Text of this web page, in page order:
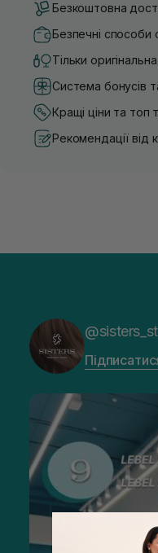
Безкоштовна
Безпечні способи
Тільки
Система бонусів
Кращі ціни та топ
Рекомендації від